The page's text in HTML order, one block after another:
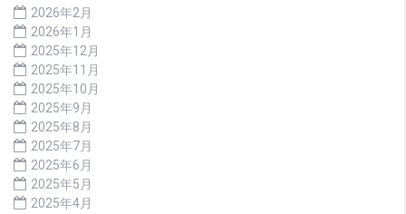
2026年2月
2026年1月
2025年12月
2025年11月
2025年10月
2025年9月
2025年8月
2025年7月
2025年6月
2025年5月
2025年4月